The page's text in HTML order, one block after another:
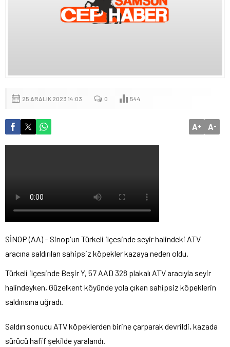
25 ARALIK 2023 14:03 0 544
A+ A-
SİNOP (AA) – Sinop'un Türkeli ilçesinde seyir halindeki ATV
aracına saldırılan sahipsiz köpekler kazaya neden oldu.
Türkeli ilçesinde Beşir Y, 57 AAD 328 plakalı ATV aracıyla seyir
halindeyken, Güzelkent köyünde yola çıkan sahipsiz köpeklerin
saldırısına uğradı.
Saldırı sonucu ATV köpeklerden birine çarparak devrildi, kazada
sürücü hafif şekilde yaralandı.